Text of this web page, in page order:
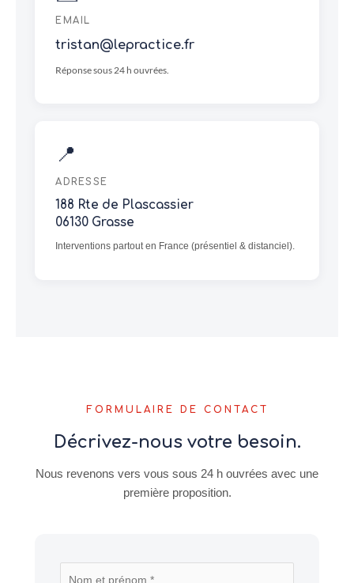
EMAIL
tristan@lepractice.fr
Réponse sous 24 h ouvrées.
📍
ADRESSE
188 Rte de Plascassier
06130 Grasse
Interventions partout en France (présentiel & distanciel).
FORMULAIRE DE CONTACT
Décrivez-nous votre besoin.
Nous revenons vers vous sous 24 h ouvrées avec une
première proposition.